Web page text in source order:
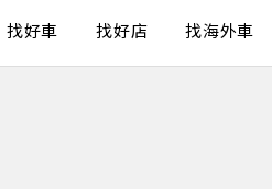
找好車 找好店 找海外車